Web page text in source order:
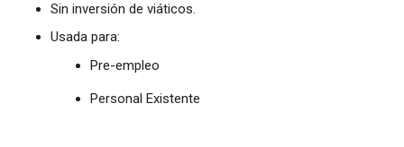
Sin inversión de viáticos.
Usada para:
Pre-empleo
Personal Existente